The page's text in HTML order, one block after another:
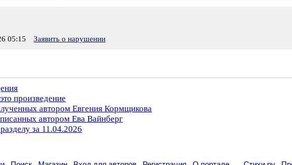
05:15 Заявить о нарушении
произведение
автором Евгения Кормщикова
автором Ева Вайнберг
за 11.04.2026